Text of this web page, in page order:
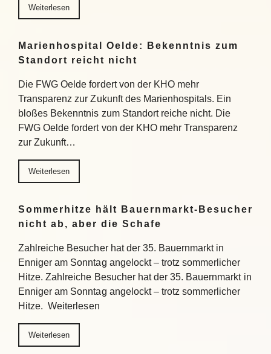
Weiterlesen
Marienhospital Oelde: Bekenntnis zum
Standort reicht nicht
Die FWG Oelde fordert von der KHO mehr
Transparenz zur Zukunft des Marienhospitals. Ein
bloßes Bekenntnis zum Standort reiche nicht. Die
FWG Oelde fordert von der KHO mehr Transparenz
zur Zukunft…
Weiterlesen
Sommerhitze hält Bauernmarkt-Besucher
nicht ab, aber die Schafe
Zahlreiche Besucher hat der 35. Bauernmarkt in
Enniger am Sonntag angelockt – trotz sommerlicher
Hitze. Zahlreiche Besucher hat der 35. Bauernmarkt in
Enniger am Sonntag angelockt – trotz sommerlicher
Hitze. Weiterlesen
Weiterlesen